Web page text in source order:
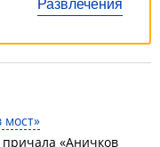
Развлечения
мост»
«Аничков